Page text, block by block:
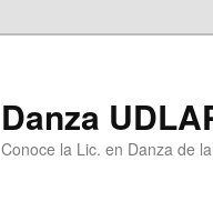
Danza
Conoce la Lic. en Danza de